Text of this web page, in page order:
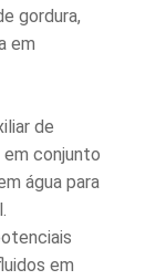
gordura,
em
de
conjunto
água para
em